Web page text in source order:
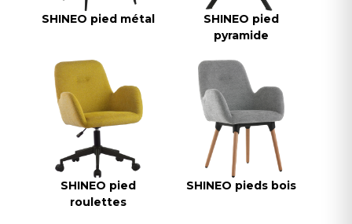
SHINEO pied métal
SHINEO pied
pyramide
SHINEO pied
roulettes
SHINEO pieds bois